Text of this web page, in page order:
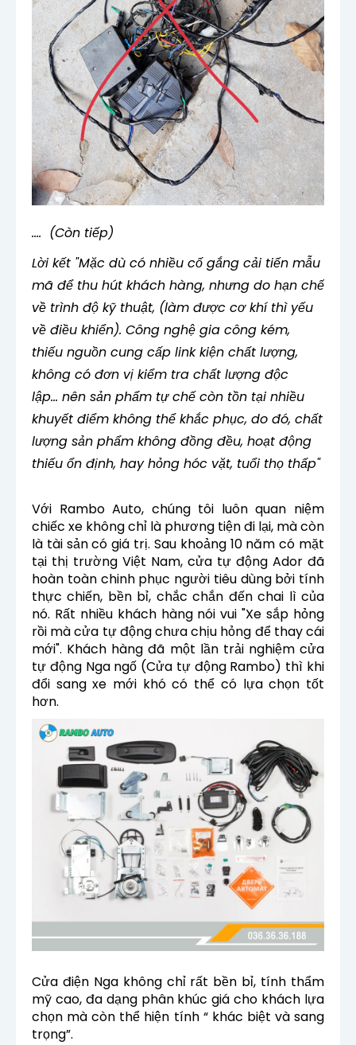
.... (Còn tiếp)
Lời kết "Mặc dù có nhiều cố gắng cải tiến mẫu
mã để thu hút khách hàng, nhưng do hạn chế
về trình độ kỹ thuật, (làm được cơ khí thì yếu
về điều khiển). Công nghệ gia công kém,
thiếu nguồn cung cấp link kiện chất lượng,
không có đơn vị kiểm tra chất lượng độc
lập... nên sản phẩm tự chế còn tồn tại nhiều
khuyết điểm không thể khắc phục, do đó, chất
lượng sản phẩm không đồng đều, hoạt động
thiếu ổn định, hay hỏng hóc vặt, tuổi thọ thấp"
Với Rambo Auto, chúng tôi luôn quan niệm
chiếc xe không chỉ là phương tiện đi lại, mà còn
là tài sản có giá trị. Sau khoảng 10 năm có mặt
tại thị trường Việt Nam, cửa tự động Ador đã
hoàn toàn chinh phục người tiêu dùng bởi tính
thực chiến, bền bỉ, chắc chắn đến chai lì của
nó. Rất nhiều khách hàng nói vui "Xe sắp hỏng
rồi mà cửa tự động chưa chịu hỏng để thay cái
mới". Khách hàng đã một lần trải nghiệm cửa
tự động Nga ngố (Cửa tự động Rambo) thì khi
đổi sang xe mới khó có thể có lựa chọn tốt
hơn.
Cửa điện Nga không chỉ rất bền bỉ, tính thẩm
mỹ cao, đa dạng phân khúc giá cho khách lựa
chọn mà còn thể hiện tính “ khác biệt và sang
trọng”.